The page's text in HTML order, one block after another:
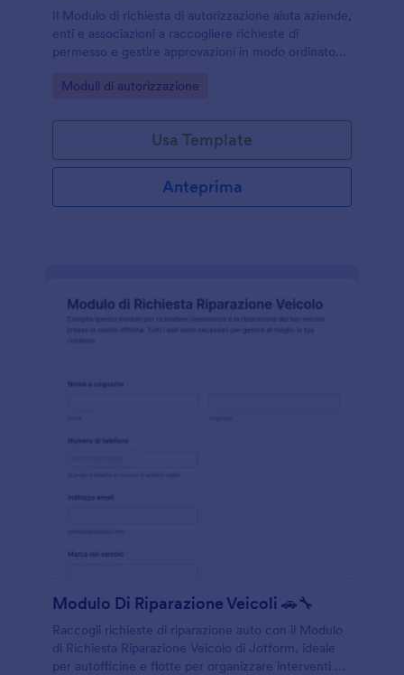
Il Modulo di richiesta di autorizzazione aiuta aziende,
enti e associazioni a raccogliere richieste di
permesso e gestire approvazioni in modo ordinato
delle risposte.
Go to Category:
Moduli di autorizzazione
Usa Template
Anteprima
Modulo Di Riparazione Veicoli 🚗🔧
Raccogli richieste di riparazione auto con il Modulo
di Richiesta Riparazione Veicolo di Jotform, ideale
per autofficine e flotte per organizzare interventi e